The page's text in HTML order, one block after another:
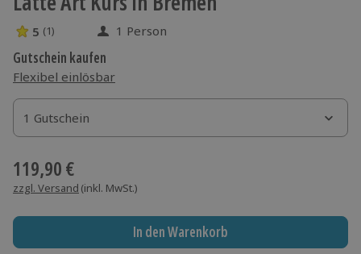
5 Sterne von 5 aus 1 Bewertungen
5 (1) 1 Person
Gutschein kaufen
Flexibel einlösbar
1 Gutschein
1 Gutschein
1 Gutschein
119,90 €
zzgl. Versand (inkl. MwSt.)
In den Warenkorb